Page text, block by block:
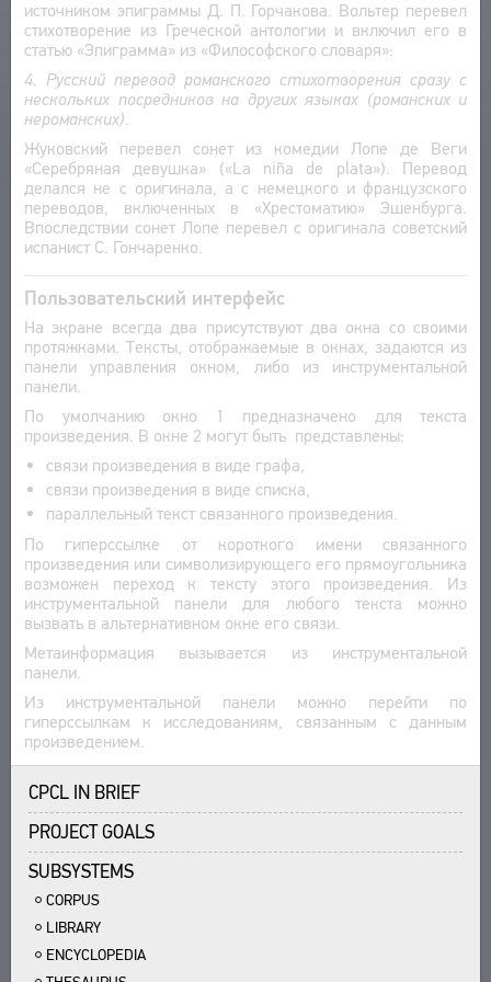
источником эпиграммы Д. П. Горчакова. Вольтер перевел
стихотворение из Греческой антологии и включил его в
статью «Эпиграмма» из «Философского словаря»:
4. Русский перевод романского стихотворения сразу с
нескольких посредников на других языках (романских и
нероманских).
Жуковский перевел сонет из комедии Лопе де Веги
«Серебряная девушка» («La niña de plata»). Перевод
делался не с оригинала, а с немецкого и французского
переводов, включенных в «Хрестоматию» Эшенбурга.
Впоследствии сонет Лопе перевел с оригинала советский
испанист С. Гончаренко.
Пользовательский интерфейс
На экране всегда два присутствуют два окна со своими
протяжками. Тексты, отображаемые в окнах, задаются из
панели управления окном, либо из инструментальной
панели.
По умолчанию окно 1 предназначено для текста
произведения. В окне 2 могут быть представлены:
связи произведения в виде графа,
связи произведения в виде списка,
параллельный текст связанного произведения.
По гиперссылке от короткого имени связанного
произведения или символизирующего его прямоугольника
возможен переход к тексту этого произведения. Из
инструментальной панели для любого текста можно
вызвать в альтернативном окне его связи.
Метаинформация вызывается из инструментальной
панели.
Из инструментальной панели можно перейти по
гиперссылкам к исследованиям, связанным с данным
произведением.
CPCL IN BRIEF
PROJECT GOALS
SUBSYSTEMS
CORPUS
LIBRARY
ENCYCLOPEDIA